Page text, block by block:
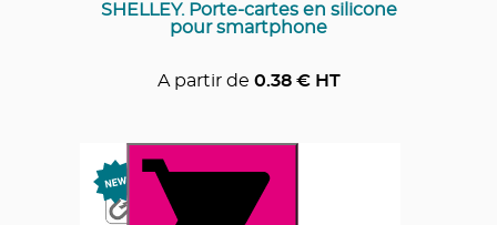
SHELLEY. Porte-cartes en silicone
pour smartphone
A partir de 0.38€ HT